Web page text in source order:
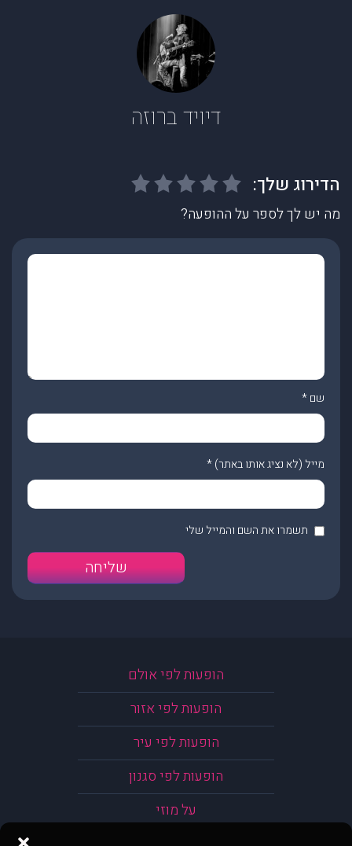
דיויד ברוזה
מה יש לך לספר על ההופעה?
שם*
מייל (לא נציג אותו באתר)*
תשמרו את השם והמייל שלי
הופעות לפי אולם
הופעות לפי אזור
הופעות לפי עיר
הופעות לפי סגנון
על מוזי